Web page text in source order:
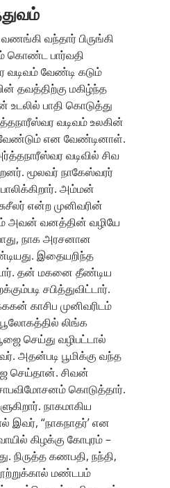
வந்தார் பிருங்கி
கொண்ட பார்வதி
வடிவம் வேண்டி கடும்
தவத்திற்கு மகிழ்ந்த
பாதி கொடுத்து
வடிவம் உலகின்
என வேண்டினாள்.
வடிவில் சிவ
மூலவர் நாகேஸ்வரர்
அம்மன்
என்ற முனிவரின்
அவன் வனத்தின் வழியே
நாக அரசனான
இதையறிந்த
தன் மகனை தீண்டிய
சபித்துவிட்டார்.
காசிப முனிவரிடம்
லிங்க
செய்து வழிபட்டால்
அதன்படி பூமிக்கு வந்த
செய்தான். சிவன்
கொடுத்தார்.
நாகமாகிய
இவர், “நாகநாதர்’ என
கிழக்கு கோபுரம் –
நிருத்த கணபதி, நந்தி,
மண்டபம்